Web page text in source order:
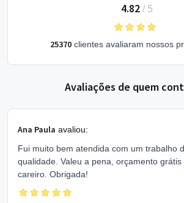
4.82 / 5
25370clientes avaliaram nossos
Avaliações de quem
Ana Paula avaliou:
Fui muito bem atendida com um trabalho
qualidade. Valeu a pena, orçamento grátis
careiro. Obrigada!